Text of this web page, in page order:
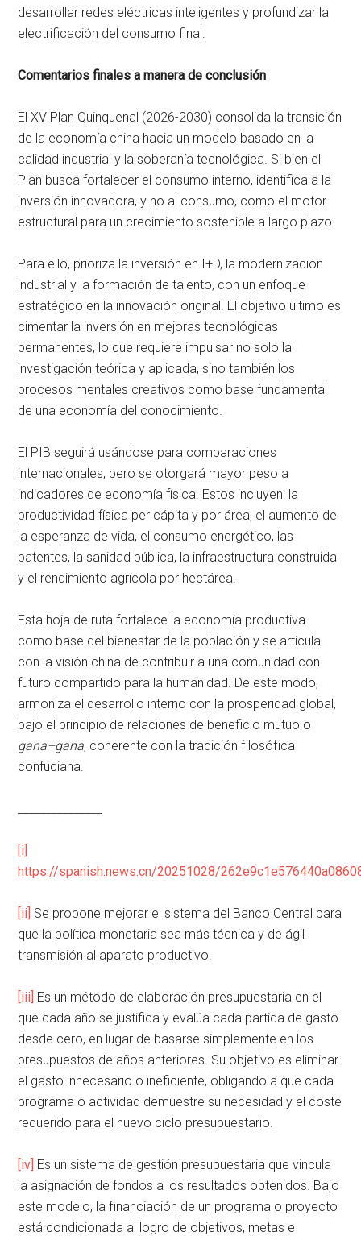
desarrollar redes eléctricas inteligentes y profundizar la
electrificación del consumo final.
Comentarios finales a manera de conclusión
El XV Plan Quinquenal (2026-2030) consolida la transición
de la economía china hacia un modelo basado en la
calidad industrial y la soberanía tecnológica. Si bien el
Plan busca fortalecer el consumo interno, identifica a la
inversión innovadora, y no al consumo, como el motor
estructural para un crecimiento sostenible a largo plazo.
Para ello, prioriza la inversión en I+D, la modernización
industrial y la formación de talento, con un enfoque
estratégico en la innovación original. El objetivo último es
cimentar la inversión en mejoras tecnológicas
permanentes, lo que requiere impulsar no solo la
investigación teórica y aplicada, sino también los
procesos mentales creativos como base fundamental
de una economía del conocimiento.
El PIB seguirá usándose para comparaciones
internacionales, pero se otorgará mayor peso a
indicadores de economía física. Estos incluyen: la
productividad física per cápita y por área, el aumento de
la esperanza de vida, el consumo energético, las
patentes, la sanidad pública, la infraestructura construida
y el rendimiento agrícola por hectárea.
Esta hoja de ruta fortalece la economía productiva
como base del bienestar de la población y se articula
con la visión china de contribuir a una comunidad con
futuro compartido para la humanidad. De este modo,
armoniza el desarrollo interno con la prosperidad global,
bajo el principio de relaciones de beneficio mutuo o
gana–gana, coherente con la tradición filosófica
confuciana.
[i]
https://spanish.news.cn/20251028/
[ii] Se propone mejorar el sistema del Banco Central para
que la política monetaria sea más técnica y de ágil
transmisión al aparato productivo.
[iii] Es un método de elaboración presupuestaria en el
que cada año se justifica y evalúa cada partida de gasto
desde cero, en lugar de basarse simplemente en los
presupuestos de años anteriores. Su objetivo es eliminar
el gasto innecesario o ineficiente, obligando a que cada
programa o actividad demuestre su necesidad y el coste
requerido para el nuevo ciclo presupuestario.
[iv] Es un sistema de gestión presupuestaria que vincula
la asignación de fondos a los resultados obtenidos. Bajo
este modelo, la financiación de un programa o proyecto
está condicionada al logro de objetivos, metas e